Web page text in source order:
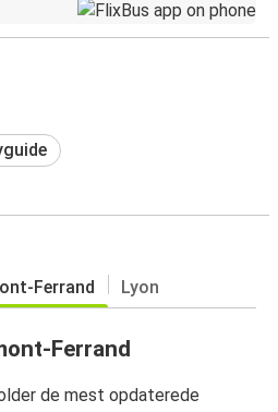
Ferrand Lyon
Ferrand
de mest opdaterede